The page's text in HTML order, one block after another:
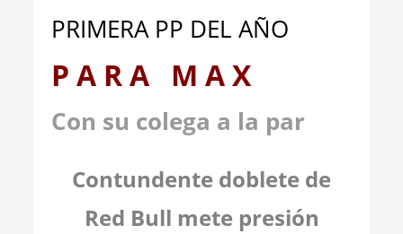
PRIMERA PP DEL AÑO
P A R A M A X
Con su colega a la par
Contundente doblete de
Red Bull mete presión